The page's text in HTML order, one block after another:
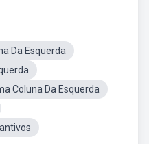
Da Esquerda
Coluna Da Esquerda